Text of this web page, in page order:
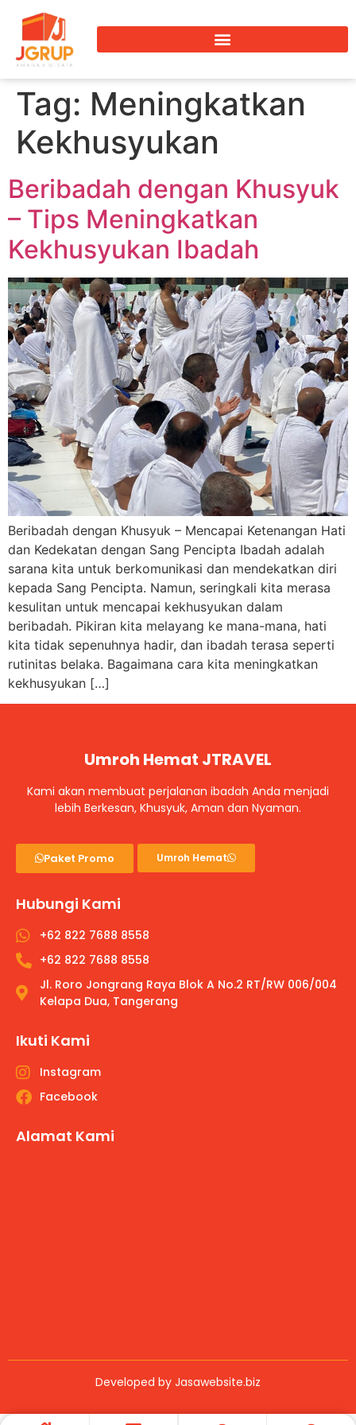
Tag: Meningkatkan
Kekhusyukan
Beribadah dengan Khusyuk
– Tips Meningkatkan
Kekhusyukan Ibadah
Beribadah dengan Khusyuk – Mencapai Ketenangan Hati
dan Kedekatan dengan Sang Pencipta Ibadah adalah
sarana kita untuk berkomunikasi dan mendekatkan diri
kepada Sang Pencipta. Namun, seringkali kita merasa
kesulitan untuk mencapai kekhusyukan dalam
beribadah. Pikiran kita melayang ke mana-mana, hati
kita tidak sepenuhnya hadir, dan ibadah terasa seperti
rutinitas belaka. Bagaimana cara kita meningkatkan
kekhusyukan […]
Umroh Hemat JTRAVEL
Kami akan membuat perjalanan ibadah Anda menjadi
lebih Berkesan, Khusyuk, Aman dan Nyaman.
Paket Promo Umroh Hemat
Hubungi Kami
+62 822 7688 8558
+62 822 7688 8558
Jl. Roro Jongrang Raya Blok A No.2 RT/RW 006/004
Kelapa Dua, Tangerang
Ikuti Kami
Instagram
Facebook
Alamat Kami
Developed by Jasawebsite.biz